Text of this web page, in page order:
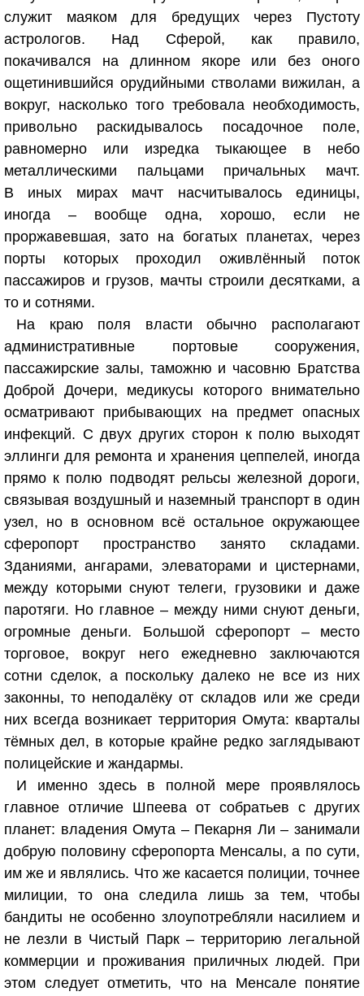
служит маяком для бредущих через Пустоту
астрологов. Над Сферой, как правило,
покачивался на длинном якоре или без оного
ощетинившийся орудийными стволами вижилан, а
вокруг, насколько того требовала необходимость,
привольно раскидывалось посадочное поле,
равномерно или изредка тыкающее в небо
металлическими пальцами причальных мачт.
В иных мирах мачт насчитывалось единицы,
иногда – вообще одна, хорошо, если не
проржавевшая, зато на богатых планетах, через
порты которых проходил оживлённый поток
пассажиров и грузов, мачты строили десятками, а
то и сотнями.
На краю поля власти обычно располагают
административные портовые сооружения,
пассажирские залы, таможню и часовню Братства
Доброй Дочери, медикусы которого внимательно
осматривают прибывающих на предмет опасных
инфекций. С двух других сторон к полю выходят
эллинги для ремонта и хранения цеппелей, иногда
прямо к полю подводят рельсы железной дороги,
связывая воздушный и наземный транспорт в один
узел, но в основном всё остальное окружающее
сферопорт пространство занято складами.
Зданиями, ангарами, элеваторами и цистернами,
между которыми снуют телеги, грузовики и даже
паротяги. Но главное – между ними снуют деньги,
огромные деньги. Большой сферопорт – место
торговое, вокруг него ежедневно заключаются
сотни сделок, а поскольку далеко не все из них
законны, то неподалёку от складов или же среди
них всегда возникает территория Омута: кварталы
тёмных дел, в которые крайне редко заглядывают
полицейские и жандармы.
И именно здесь в полной мере проявлялось
главное отличие Шпеева от собратьев с других
планет: владения Омута – Пекарня Ли – занимали
добрую половину сферопорта Менсалы, а по сути,
им же и являлись. Что же касается полиции, точнее
милиции, то она следила лишь за тем, чтобы
бандиты не особенно злоупотребляли насилием и
не лезли в Чистый Парк – территорию легальной
коммерции и проживания приличных людей. При
этом следует отметить, что на Менсале понятие